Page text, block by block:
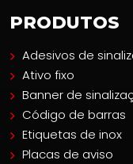
PRODUTOS
Adesivos de
Ativo fixo
Banner de
Código de barras
Etiquetas de inox
Placas de aviso